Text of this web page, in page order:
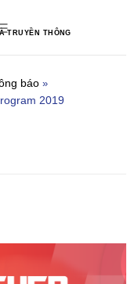
TRUYỀN THÔNG
báo»
2019